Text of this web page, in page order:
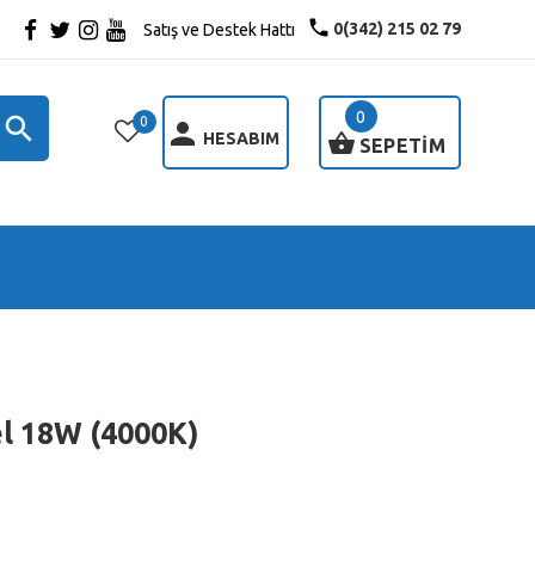
0(342) 215 02 79
Satış ve Destek Hattı
0
HESABIM
0
SEPETİM
18W (4000K)